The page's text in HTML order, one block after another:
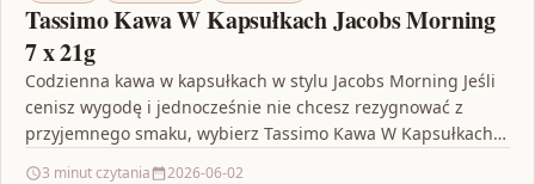
Tassimo Kawa W Kapsułkach Jacobs Morning
7 x 21g
Codzienna kawa w kapsułkach w stylu Jacobs Morning Jeśli
cenisz wygodę i jednocześnie nie chcesz rezygnować z
przyjemnego smaku, wybierz Tassimo Kawa W Kapsułkach…
3 minut czytania 2026-06-02